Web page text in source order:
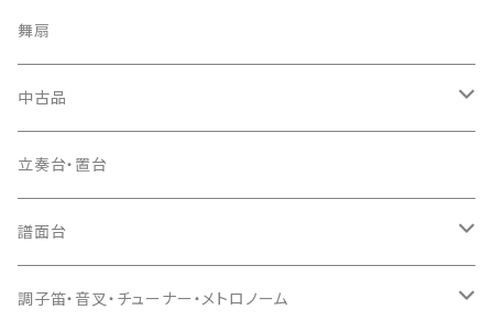
爪・爪輪
爪入
爪駒入
猫足入
爪ばさみ
ソフトケース
長袋・三ツ組袋・胴袋
胴掛
根緒
糸
(丸三) 寿糸
駒
歌口キャップ
つゆ切り
お祭り用６穴
お祭り用７穴
篠笛袋
太鼓（本体）
太鼓撥
手拍子（チャンチャン）
当り鉦
シュモク（当り鉦バチ）
舞扇
中古品
箏（本体）
三味線（本体）
立奏台・置台
譜面台
座奏用譜面台
調子笛・音叉・チューナー・メトロノーム